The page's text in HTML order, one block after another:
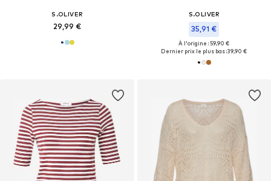
S.OLIVER
29,99 €
S.OLIVER
35,91 €
À l'origine : 59,90 €
Dernier prix le plus bas :39,90 €